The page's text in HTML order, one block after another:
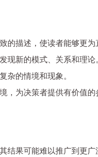
的描述，使读者能够更为
现新的模式、关系和理论。
杂的情境和现象。
，为决策者提供有价值的
结果可能难以推广到更广